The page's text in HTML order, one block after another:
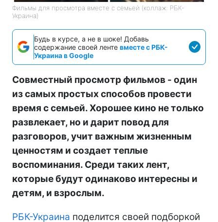
Фильмы для просмотра вместе с семьей (коллаж: РБК-
Украина)
Будь в курсе, а не в шоке! Добавь
содержание своей ленте вместе с РБК-
Украина в Google
Совместный просмотр фильмов - один
из самых простых способов провести
время с семьей. Хорошее кино не только
развлекает, но и дарит повод для
разговоров, учит важным жизненным
ценностям и создает теплые
воспоминания. Среди таких лент,
которые будут одинаково интересны и
детям, и взрослым.
РБК-Украина поделится своей подборкой